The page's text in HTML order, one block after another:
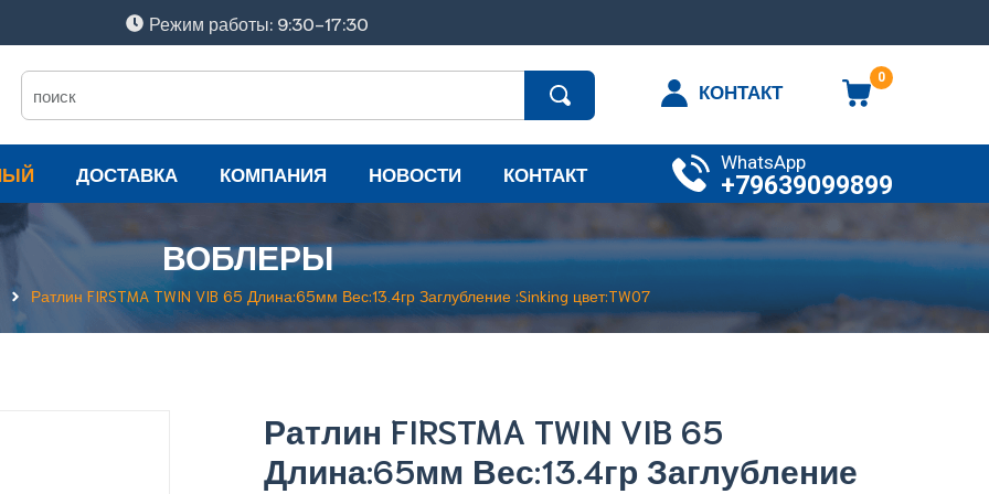
Режим работы: 9:30-17:30
0
КОНТАКТ
ДОСТАВКА КОМПАНИЯ НОВОСТИ КОНТАКТ WhatsApp
+79639099899
ВОБЛЕРЫ
Ратлин FIRSTMA TWIN VIB 65 Длина:65мм Вес:13.4гр Заглубление :Sinking цвет:TW07
Ратлин FIRSTMA TWIN VIB 65
Длина:65мм Вес:13.4гр Заглубление